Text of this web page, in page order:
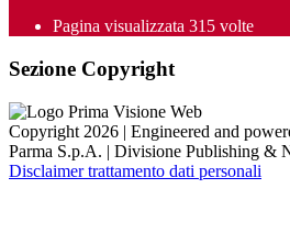
Pagina visualizzata 315 volte
Sezione Copyright
Copyright 2026 | Engineered and
Parma S.p.A. | Divisione Publishing &
Disclaimer trattamento dati personali